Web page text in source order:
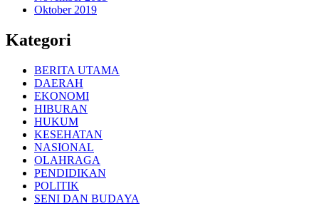
Oktober 2019
Kategori
BERITA UTAMA
DAERAH
EKONOMI
HIBURAN
HUKUM
KESEHATAN
NASIONAL
OLAHRAGA
PENDIDIKAN
POLITIK
SENI DAN BUDAYA